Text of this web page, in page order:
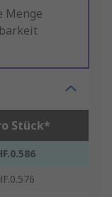
Menge
Stück*